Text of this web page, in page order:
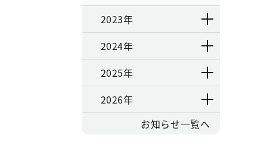
2023年
2024年
2025年
2026年
お知らせ一覧へ